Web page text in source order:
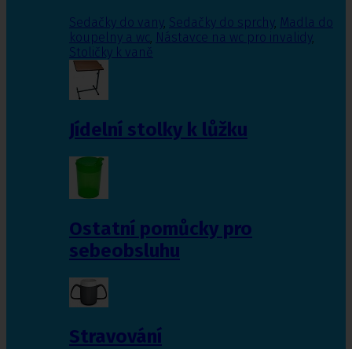
Sedačky do vany, Sedačky do sprchy, Madla do
koupelny a wc, Nástavce na wc pro invalidy,
Stoličky k vaně
Jídelní stolky k lůžku
Ostatní pomůcky pro
sebeobsluhu
Stravování